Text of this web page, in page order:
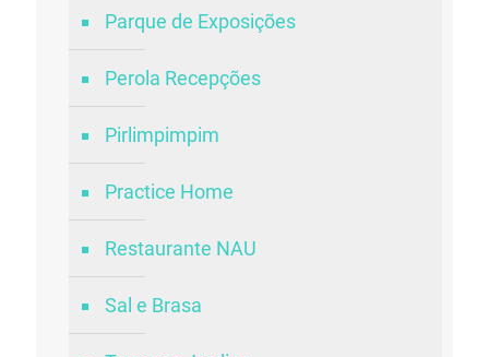
Parque de Exposições
Perola Recepções
Pirlimpimpim
Practice Home
Restaurante NAU
Sal e Brasa